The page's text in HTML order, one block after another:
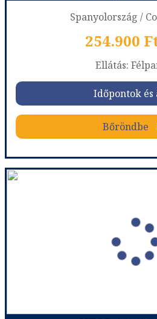
Spanyolország /
254.900
Ellátás:
Időpontok és
Bőröndbe
Gran Hotel Flamingo -
Lloret
Utazás módja:
Ellátás:
Szálláskategória: